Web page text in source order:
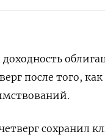
после того,
сохранил